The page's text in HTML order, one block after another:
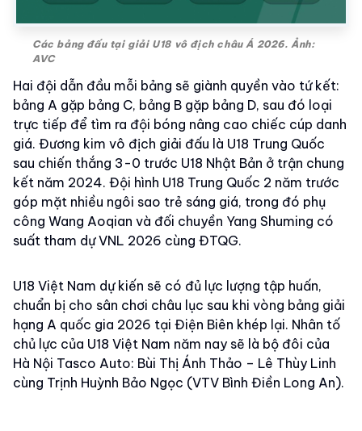
Các bảng đấu tại giải U18 vô địch châu Á 2026. Ảnh:
AVC
Hai đội dẫn đầu mỗi bảng sẽ giành quyền vào tứ kết:
bảng A gặp bảng C, bảng B gặp bảng D, sau đó loại
trực tiếp để tìm ra đội bóng nâng cao chiếc cúp danh
giá. Đương kim vô địch giải đấu là U18 Trung Quốc
sau chiến thắng 3-0 trước U18 Nhật Bản ở trận chung
kết năm 2024. Đội hình U18 Trung Quốc 2 năm trước
góp mặt nhiều ngôi sao trẻ sáng giá, trong đó phụ
công Wang Aoqian và đối chuyền Yang Shuming có
suất tham dự VNL 2026 cùng ĐTQG.
U18 Việt Nam dự kiến sẽ có đủ lực lượng tập huấn,
chuẩn bị cho sân chơi châu lục sau khi vòng bảng giải
hạng A quốc gia 2026 tại Điện Biên khép lại. Nhân tố
chủ lực của U18 Việt Nam năm nay sẽ là bộ đôi của
Hà Nội Tasco Auto: Bùi Thị Ánh Thảo – Lê Thùy Linh
cùng Trịnh Huỳnh Bảo Ngọc (VTV Bình Điền Long An).